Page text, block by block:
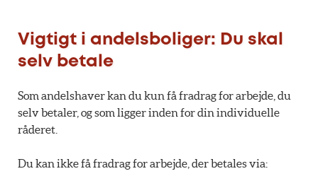
Vigtigt i andelsboliger: Du skal
selv betale
Som andelshaver kan du kun få fradrag for arbejde, du
selv betaler, og som ligger inden for din individuelle
råderet.
Du kan ikke få fradrag for arbejde, der betales via: